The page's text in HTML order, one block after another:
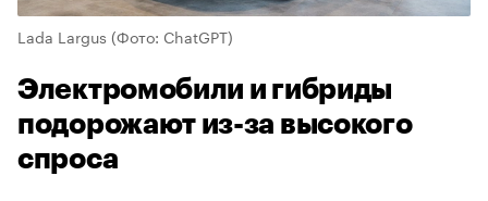
Lada Largus (Фото: ChatGPT)
Электромобили и гибриды
подорожают из-за высокого
спроса